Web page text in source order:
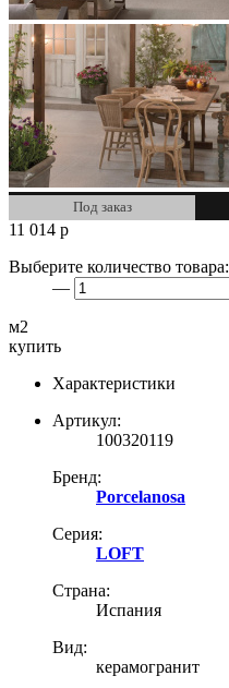
Под заказ
11 014 р
Выберите количество товара:
—
м2
купить
Характеристики
Артикул:
100320119
Бренд:
Porcelanosa
Серия:
LOFT
Страна:
Испания
Вид:
керамогранит